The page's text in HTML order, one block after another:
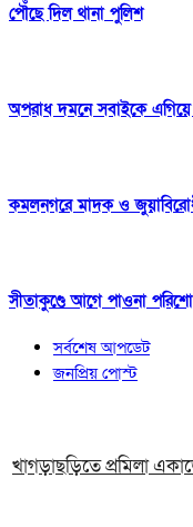
পৌঁছে দিল থানা পুলিশ
অপরাধ দমনে সবাইকে
কমলনগরে মাদক ও
সীতাকুণ্ডে আগে পাওনা
সর্বশেষ আপডেট
জনপ্রিয় পোস্ট
খাগড়াছড়িতে প্রমিলা